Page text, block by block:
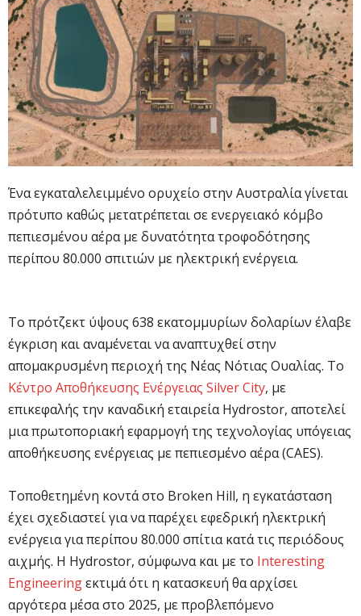
Ένα εγκαταλελειμμένο ορυχείο στην Αυστραλία γίνεται
πρότυπο καθώς μετατρέπεται σε ενεργειακό κόμβο
πεπιεσμένου αέρα με δυνατότητα τροφοδότησης
περίπου 80.000 σπιτιών με ηλεκτρική ενέργεια.
Το πρότζεκτ ύψους 638 εκατομμυρίων δολαρίων έλαβε
έγκριση και αναμένεται να αναπτυχθεί στην
απομακρυσμένη περιοχή της Νέας Νότιας Ουαλίας. Το
Κέντρο Αποθήκευσης Ενέργειας Silver City, με
επικεφαλής την καναδική εταιρεία Hydrostor, αποτελεί
μια πρωτοποριακή εφαρμογή της τεχνολογίας υπόγειας
αποθήκευσης ενέργειας με πεπιεσμένο αέρα (CAES).
Τοποθετημένη κοντά στο Broken Hill, η εγκατάσταση
έχει σχεδιαστεί για να παρέχει εφεδρική ηλεκτρική
ενέργεια για περίπου 80.000 σπίτια κατά τις περιόδους
αιχμής. Η Hydrostor, σύμφωνα και με το Interesting
Engineeringεκτιμά ότι η κατασκευή θα αρχίσει
αργότερα μέσα στο 2025, με προβλεπόμενο